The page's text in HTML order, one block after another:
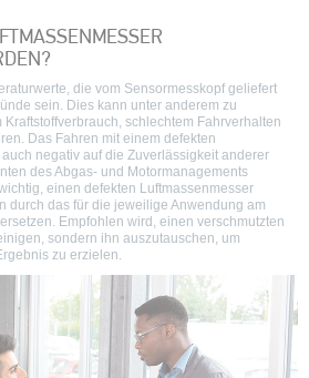
die vom Sensormesskopf geliefert
sein. Dies kann unter anderem zu
schlechtem Fahrverhalten
Das Fahren mit einem defekten
negativ auf die Zuverlässigkeit anderer
des Abgas- und Motormanagements
einen defekten Luftmassenmesser
durch das für die jeweilige Anwendung am
Empfohlen wird, einen verschmutzten
sondern ihn auszutauschen, um
zu erzielen.